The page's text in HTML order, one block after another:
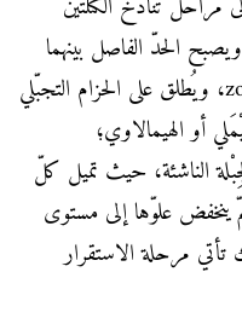
الحدّ الفاصل بينهما
عبارة عن نطاق لُحْكِي zone de suture، ويُطلق على الحزام التجبّلي
الناشئة، حيث تميل كلّ
ينخفض علوّها إلى مستوى
مرحلة الاستقرار